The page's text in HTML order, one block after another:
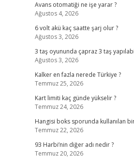
Avans otomatiği ne işe yarar ?
Ağustos 4, 2026
6 volt akü kaç saatte şarj olur ?
Ağustos 3, 2026
3 taş oyununda çapraz 3 taş
Ağustos 3, 2026
Kalker en fazla nerede Türkiye ?
Temmuz 25, 2026
Kart limiti kaç günde yükselir ?
Temmuz 24, 2026
Hangisi boks sporunda kullanılan
Temmuz 22, 2026
93 Harbi’nin diğer adı nedir ?
Temmuz 20, 2026